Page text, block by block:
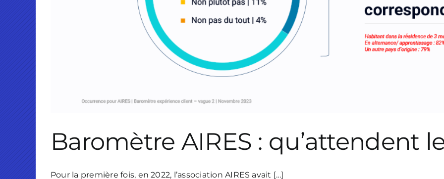
Baromètre AIRES : qu’attendent
Pour la première fois, en 2022, l’association AIRES avait [...]